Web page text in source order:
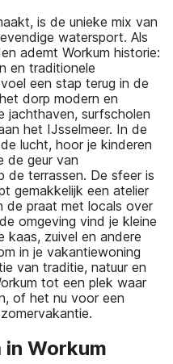
is de unieke mix van
watersport. Als
ademt Workum historie:
en traditionele
een stap terug in de
dorp modern en
jachthaven, surfscholen
het IJsselmeer. In de
lucht, hoor je kinderen
de geur van
terrassen. De sfeer is
gemakkelijk een atelier
de praat met locals over
omgeving vind je kleine
kaas, zuivel en andere
in je vakantiewoning
van traditie, natuur en
tot een plek waar
of het nu voor een
Workum